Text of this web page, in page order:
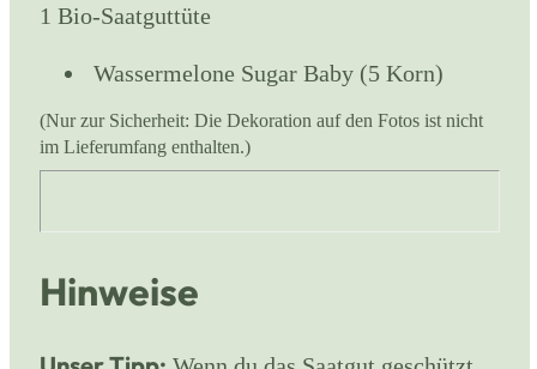
1 Bio-Saatguttüte
Wassermelone Sugar Baby (5 Korn)
(Nur zur Sicherheit: Die Dekoration auf den Fotos ist nicht
im Lieferumfang enthalten.)
Hinweise